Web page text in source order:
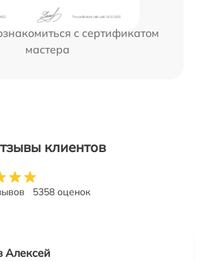
с сертификатом
мастера
клиентов
5358 оценок
Алексей